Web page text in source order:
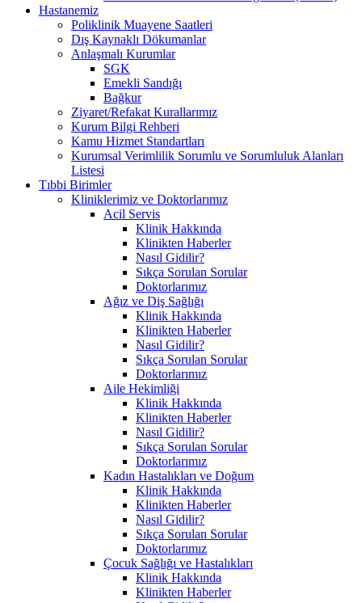
Hastanemiz
Poliklinik Muayene Saatleri
Dış Kaynaklı Dökumanlar
Anlaşmalı Kurumlar
SGK
Emekli Sandığı
Bağkur
Ziyaret/Refakat Kurallarımız
Kurum Bilgi Rehberi
Kamu Hizmet Standartları
Kurumsal Verimlilik Sorumlu ve Sorumluluk Alanları
Listesi
Tıbbi Birimler
Kliniklerimiz ve Doktorlarımız
Acil Servis
Klinik Hakkında
Klinikten Haberler
Nasıl Gidilir?
Sıkça Sorulan Sorular
Doktorlarımız
Ağız ve Diş Sağlığı
Klinik Hakkında
Klinikten Haberler
Nasıl Gidilir?
Sıkça Sorulan Sorular
Doktorlarımız
Aile Hekimliği
Klinik Hakkında
Klinikten Haberler
Nasıl Gidilir?
Sıkça Sorulan Sorular
Doktorlarımız
Kadın Hastalıkları ve Doğum
Klinik Hakkında
Klinikten Haberler
Nasıl Gidilir?
Sıkça Sorulan Sorular
Doktorlarımız
Çocuk Sağlığı ve Hastalıkları
Klinik Hakkında
Klinikten Haberler